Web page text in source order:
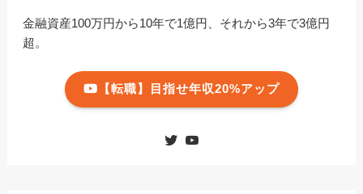
金融資産100万円から10年で1億円、それから3年で3億円
超。
【転職】目指せ年収20%アップ